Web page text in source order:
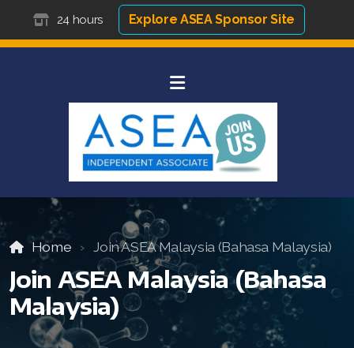
24 hours Explore ASEA Sponsor Site
Home Join ASEA Malaysia (Bahasa Malaysia)
Join ASEA Malaysia (Bahasa
Malaysia)